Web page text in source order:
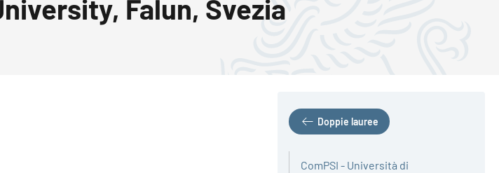
Falun, Svezia
Doppie lauree
ComPSI - Università di